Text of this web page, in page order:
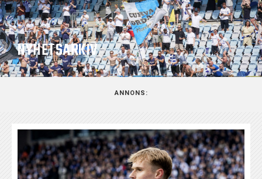
NYHETSARKIV
ANNONS: